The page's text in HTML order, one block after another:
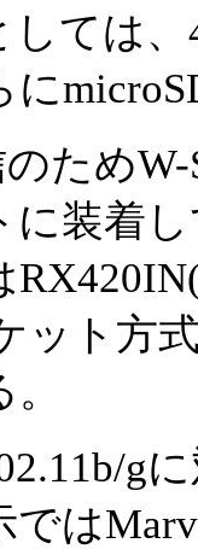
ては
ため
に装着
ット方
g
は